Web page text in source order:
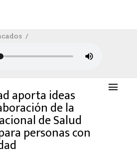
Ideas Para La
La Política Nacional De
Para Personas Con
,SOCIAL
18/04/2024
aporta ideas
de la
de Salud
personas con